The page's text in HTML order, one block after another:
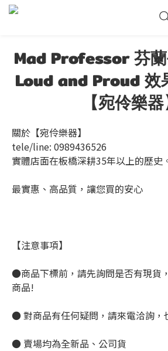
Mad Professor 芬
Loud and Proud 效
【宛伶樂器
關於【宛伶樂器】
tele/line: 0989436526
實體店面在板橋深耕35年以上的歷史
最實惠、高品質，讓您買的安心
【注意事項】
●商品下標前，請先詢問是否有現貨
商品!
● 對商品有任何疑問，請來電洽詢，
● 賣場均為全新品、公司貨